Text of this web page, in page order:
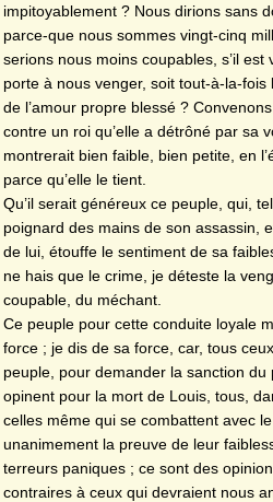
impitoyablement ? Nous dirions sans
parce-que nous sommes vingt-cinq
serions nous moins coupables, s’il
porte à nous venger, soit tout-à-la-
de l’amour propre blessé ?
contre un roi qu’elle a détrôné par sa
montrerait bien faible, bien petite, en
parce qu’elle le tient.
Qu’il serait généreux ce peuple, qui,
poignard des mains de son assassin,
de lui, étouffe le sentiment de sa
ne hais que le crime, je déteste la
coupable, du méchant.
Ce peuple pour cette conduite loyale
force ; je dis de sa force, car, tous
peuple, pour demander la sanction
opinent pour la mort de Louis, tous,
celles même qui se combattent avec
unanimement la preuve de leur
terreurs paniques ; ce sont des
contraires à ceux qui devraient nous